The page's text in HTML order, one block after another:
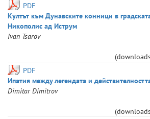
PDF
Култът към Дунавските конници в
Никополис ад Иструм
Ivan Tsarov
PDF
Ипатия между легендата и
Dimitar Dimitrov